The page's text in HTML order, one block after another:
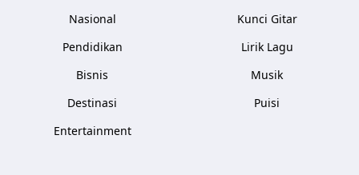
Nasional
Pendidikan
Bisnis
Destinasi
Entertainment
Kunci Gitar
Lirik Lagu
Musik
Puisi